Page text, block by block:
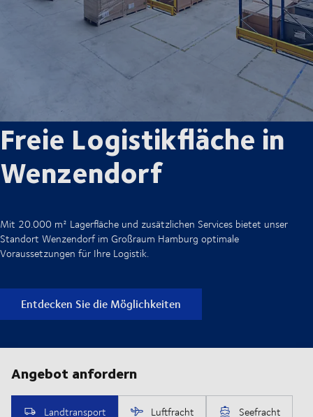
Freie Logistikfläche in
Wenzendorf
Mit 20.000 m² Lagerfläche und zusätzlichen Services bietet unser
Standort Wenzendorfim Großraum Hamburg optimale
Voraussetzungen für Ihre Logistik.
Entdecken Sie die Möglichkeiten